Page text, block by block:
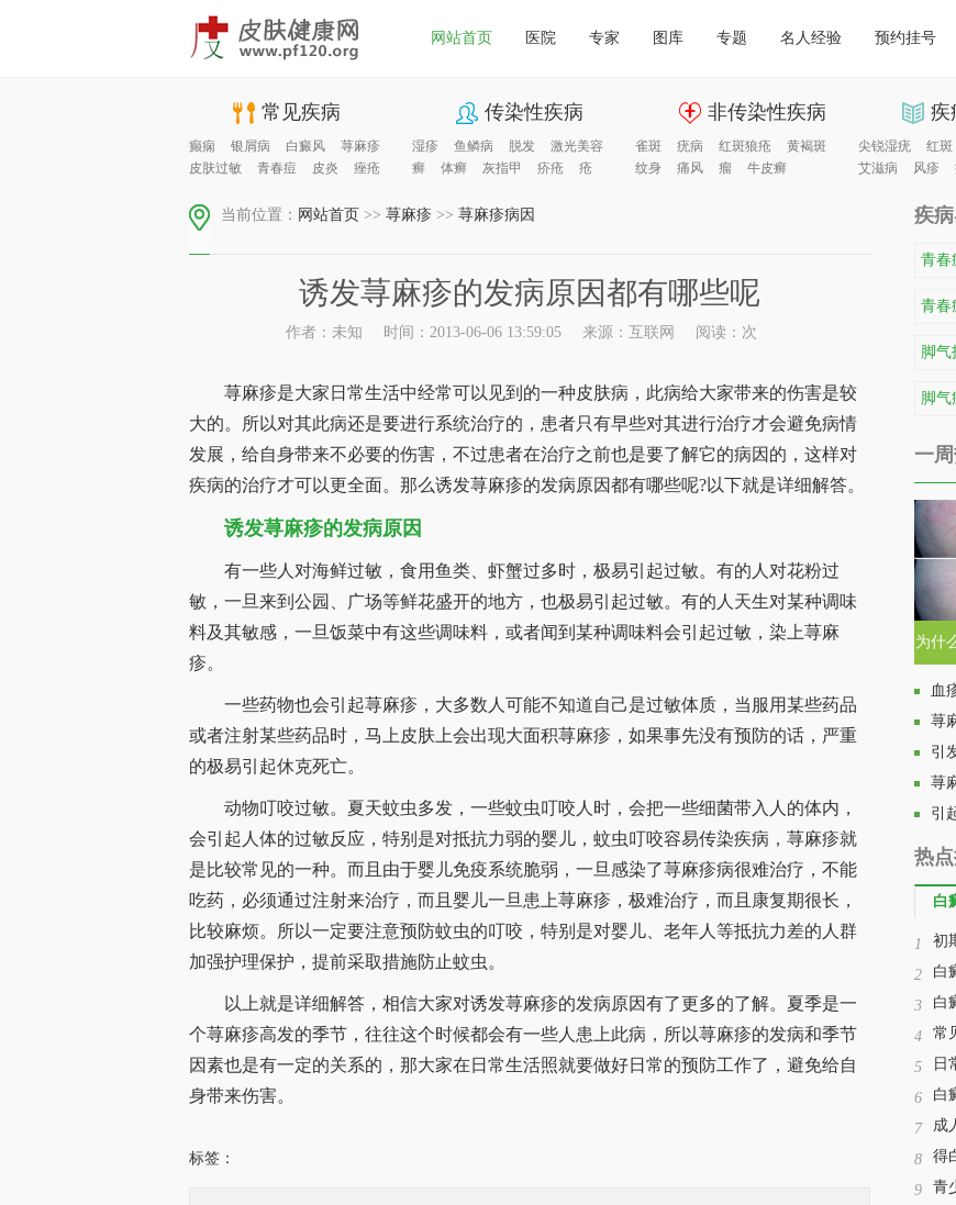
网站首页 医院 专家 图库 专题 名人经验 预约挂号
常见疾病
癫痫 银屑病 白癜风
荨麻疹
皮肤过敏
青春痘 皮炎 痤疮
传染性疾病
湿疹 鱼鳞病 脱发
激光美容
癣
体癣 灰指甲 疥疮 疮
非传染性疾病
雀斑 疣病 红斑狼疮
黄褐斑
纹身
痛风 瘤 牛皮癣
疾
尖锐湿疣 红斑
艾滋病
风疹
当前位置： 网站首页 >> 荨麻疹 >> 荨麻疹病因
诱发荨麻疹的发病原因都有哪些呢
作者：未知 时间：2013-06-06 13:59:05 来源：互联网 阅读： 次
荨麻疹是大家日常生活中经常可以见到的一种皮肤病，此病给大家带来的伤害是较
大的。所以对其此病还是要进行系统治疗的，患者只有早些对其进行治疗才会避免病情
发展，给自身带来不必要的伤害，不过患者在治疗之前也是要了解它的病因的，这样对
疾病的治疗才可以更全面。那么诱发荨麻疹的发病原因都有哪些呢?以下就是详细解答。
诱发荨麻疹的发病原因
有一些人对海鲜过敏，食用鱼类、虾蟹过多时，极易引起过敏。有的人对花粉过
敏，一旦来到公园、广场等鲜花盛开的地方，也极易引起过敏。有的人天生对某种调味
料及其敏感，一旦饭菜中有这些调味料，或者闻到某种调味料会引起过敏，染上荨麻
疹。
一些药物也会引起荨麻疹，大多数人可能不知道自己是过敏体质，当服用某些药品
或者注射某些药品时，马上皮肤上会出现大面积荨麻疹，如果事先没有预防的话，严重
的极易引起休克死亡。
动物叮咬过敏。夏天蚊虫多发，一些蚊虫叮咬人时，会把一些细菌带入人的体内，
会引起人体的过敏反应，特别是对抵抗力弱的婴儿，蚊虫叮咬容易传染疾病，荨麻疹就
是比较常见的一种。而且由于婴儿免疫系统脆弱，一旦感染了荨麻疹病很难治疗，不能
吃药，必须通过注射来治疗，而且婴儿一旦患上荨麻疹，极难治疗，而且康复期很长，
比较麻烦。所以一定要注意预防蚊虫的叮咬，特别是对婴儿、老年人等抵抗力差的人群
加强护理保护，提前采取措施防止蚊虫。
以上就是详细解答，相信大家对诱发荨麻疹的发病原因有了更多的了解。夏季是一
个荨麻疹高发的季节，往往这个时候都会有一些人患上此病，所以荨麻疹的发病和季节
因素也是有一定的关系的，那大家在日常生活照就要做好日常的预防工作了，避免给自
身带来伤害。
标签：
疾
青春
青春
脚气
脚气
一
为什
血
荨
引
荨
引
热
白
1 初
2 白
3 白
4 常
5 日
6 白
7 成
8 得
9 青